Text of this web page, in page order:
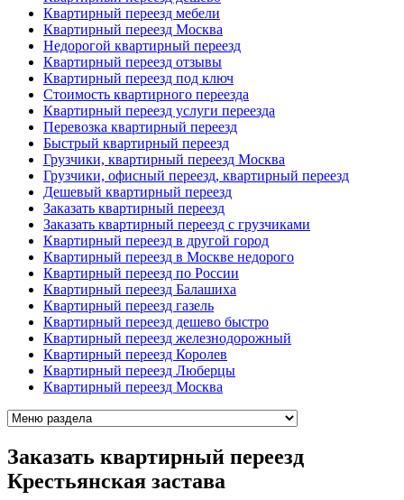
Квартирный переезд мебели
Квартирный переезд Москва
Недорогой квартирный переезд
Квартирный переезд отзывы
Квартирный переезд под ключ
Стоимость квартирного переезда
Квартирный переезд услуги переезда
Перевозка квартирный переезд
Быстрый квартирный переезд
Грузчики, квартирный переезд Москва
Грузчики, офисный переезд, квартирный переезд
Дешевый квартирный переезд
Заказать квартирный переезд
Заказать квартирный переезд с грузчиками
Квартирный переезд в другой город
Квартирный переезд в Москве недорого
Квартирный переезд по России
Квартирный переезд Балашиха
Квартирный переезд газель
Квартирный переезд дешево быстро
Квартирный переезд железнодорожный
Квартирный переезд Королев
Квартирный переезд Люберцы
Квартирный переезд Москва
Заказать квартирный переезд
Крестьянская застава